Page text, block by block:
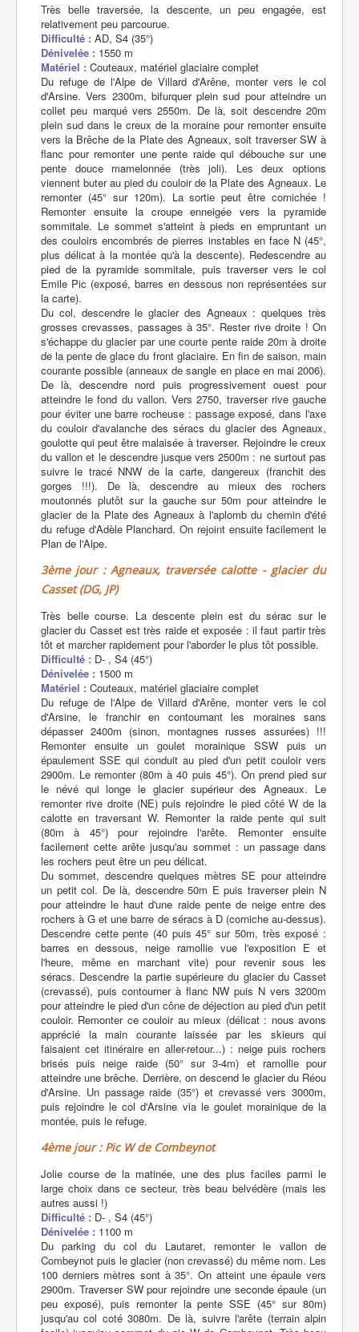
Très belle traversée, la descente, un peu engagée, est
relativement peu parcourue.
Difficulté : AD, S4 (35°)
Dénivelée : 1550 m
Matériel : Couteaux, matériel glaciaire complet
Du refuge de l'Alpe de Villard d'Arêne, monter vers le col
d'Arsine. Vers 2300m, bifurquer plein sud pour atteindre un
collet peu marqué vers 2550m. De là, soit descendre 20m
plein sud dans le creux de la moraine pour remonter ensuite
vers la Brêche de la Plate des Agneaux, soit traverser SW à
flanc pour remonter une pente raide qui débouche sur une
pente douce mamelonnée (très joli). Les deux options
viennent buter au pied du couloir de la Plate des Agneaux. Le
remonter (45° sur 120m). La sortie peut être cornichée !
Remonter ensuite la croupe enneigée vers la pyramide
sommitale. Le sommet s'atteint à pieds en empruntant un
des couloirs encombrés de pierres instables en face N (45°,
plus délicat à la montée qu'à la descente). Redescendre au
pied de la pyramide sommitale, puis traverser vers le col
Emile Pic (exposé, barres en dessous non représentées sur
la carte).
Du col, descendre le glacier des Agneaux : quelques très
grosses crevasses, passages à 35°. Rester rive droite ! On
s'échappe du glacier par une courte pente raide 20m à droite
de la pente de glace du front glaciaire. En fin de saison, main
courante possible (anneaux de sangle en place en mai 2006).
De là, descendre nord puis progressivement ouest pour
atteindre le fond du vallon. Vers 2750, traverser rive gauche
pour éviter une barre rocheuse : passage exposé, dans l'axe
du couloir d'avalanche des séracs du glacier des Agneaux,
goulotte qui peut être malaisée à traverser. Rejoindre le creux
du vallon et le descendre jusque vers 2500m : ne surtout pas
suivre le tracé NNW de la carte, dangereux (franchit des
gorges !!!). De là, descendre au mieux des rochers
moutonnés plutôt sur la gauche sur 50m pour atteindre le
glacier de la Plate des Agneaux à l'aplomb du chemin d'été
du refuge d'Adèle Planchard. On rejoint ensuite facilement le
Plan de l'Alpe.
3ème jour : Agneaux, traversée calotte - glacier du
Casset (DG, JP)
Très belle course. La descente plein est du sérac sur le
glacier du Casset est très raide et exposée : il faut partir très
tôt et marcher rapidement pour l'aborder le plus tôt possible.
Difficulté : D- , S4 (45°)
Dénivelée : 1500 m
Matériel : Couteaux, matériel glaciaire complet
Du refuge de l'Alpe de Villard d'Arêne, monter vers le col
d'Arsine, le franchir en contournant les moraines sans
dépasser 2400m (sinon, montagnes russes assurées) !!!
Remonter ensuite un goulet morainique SSW puis un
épaulement SSE qui conduit au pied d'un petit couloir vers
2900m. Le remonter (80m à 40 puis 45°). On prend pied sur
le névé qui longe le glacier supérieur des Agneaux. Le
remonter rive droite (NE) puis rejoindre le pied côté W de la
calotte en traversant W. Remonter la raide pente qui suit
(80m à 45°) pour rejoindre l'arête. Remonter ensuite
facilement cette arête jusqu'au sommet : un passage dans
les rochers peut être un peu délicat.
Du sommet, descendre quelques mètres SE pour atteindre
un petit col. De là, descendre 50m E puis traverser plein N
pour atteindre le haut d'une raide pente de neige entre des
rochers à G et une barre de séracs à D (corniche au-dessus).
Descendre cette pente (40 puis 45° sur 50m, très exposé :
barres en dessous, neige ramollie vue l'exposition E et
l'heure, même en marchant vite) pour revenir sous les
séracs. Descendre la partie supérieure du glacier du Casset
(crevassé), puis contourner à flanc NW puis N vers 3200m
pour atteindre le pied d'un cône de déjection au pied d'un petit
couloir. Remonter ce couloir au mieux (délicat : nous avons
apprécié la main courante laissée par les skieurs qui
faisaient cet itinéraire en aller-retour...) : neige puis rochers
brisés puis neige raide (50° sur 3-4m) et ramollie pour
atteindre une brêche. Derrière, on descend le glacier du Réou
d'Arsine. Un passage raide (35°) et crevassé vers 3000m,
puis rejoindre le col d'Arsine via le goulet morainique de la
montée, puis le refuge.
4ème jour : Pic W de Combeynot
Jolie course de la matinée, une des plus faciles parmi le
large choix dans ce secteur, très beau belvédère (mais les
autres aussi !)
Difficulté : D- , S4 (45°)
Dénivelée : 1100 m
Du parking du col du Lautaret, remonter le vallon de
Combeynot puis le glacier (non crevassé) du même nom. Les
100 derniers mètres sont à 35°. On atteint une épaule vers
2900m. Traverser SW pour rejoindre une seconde épaule (un
peu exposé), puis remonter la pente SSE (45° sur 80m)
jusqu'au col coté 3080m. De là, suivre l'arête (terrain alpin